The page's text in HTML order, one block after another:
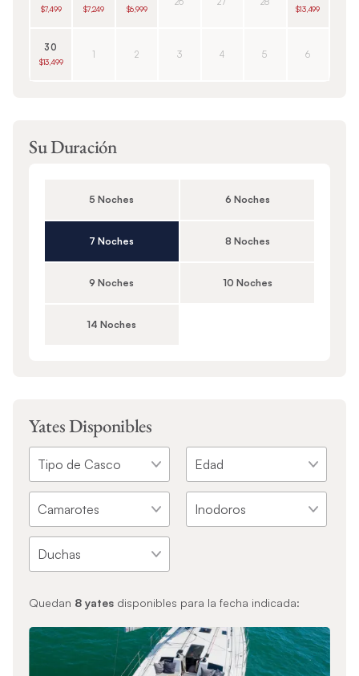
$7,499 $7,249 $6,999 $13,499
30
$13,499
1 2 3 4 5 6
Su Duración
5 Noches 6 Noches
7 Noches 8 Noches
9 Noches 10 Noches
14 Noches
Yates Disponibles
Quedan 8yatesdisponibles para la fecha indicada: